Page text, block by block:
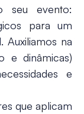
seu evento:
para um
Auxiliamos na
e dinâmicas)
e
que aplicam